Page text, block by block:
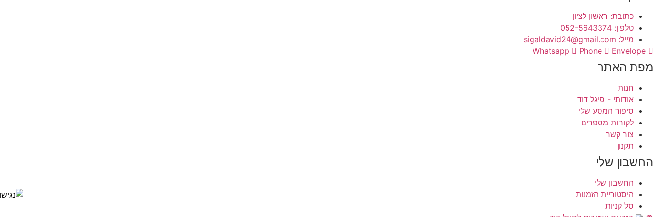
כתובת: ראשון לציון
טלפון: 052-5643374
מייל: sigaldavid24@gmail.com
Whatsapp
Phone Envelope
מפת האתר
חנות
אודותי - סיגל דוד
סיפור המסע שלי
לקוחות מספרים
צור קשר
תקנון
החשבון שלי
החשבון שלי
היסטוריית הזמנות
סל קניות